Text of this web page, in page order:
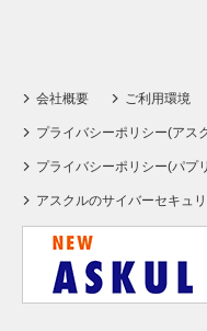
会社概要 ご利用環境
プライバシーポリシー(アス
プライバシーポリシー(パプ
アスクルのサイバーセキュ